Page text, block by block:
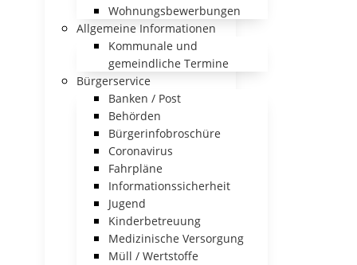
Wohnungsbewerbungen
Allgemeine Informationen
Kommunale und
gemeindliche Termine
Bürgerservice
Banken / Post
Behörden
Bürgerinfobroschüre
Coronavirus
Fahrpläne
Informationssicherheit
Jugend
Kinderbetreuung
Medizinische Versorgung
Müll / Wertstoffe